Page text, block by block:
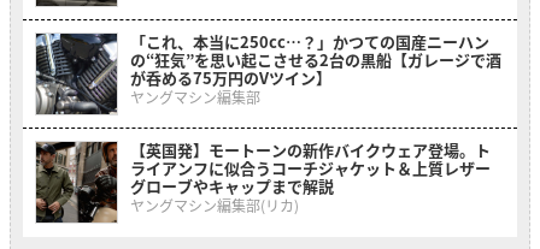
「これ、本当に250cc…？」かつての国産ニーハン
の“狂気”を思い起こさせる2台の黒船【ガレージで酒
が呑める75万円のVツイン】
ヤングマシン編集部
【英国発】モートーンの新作バイクウェア登場。ト
ライアンフに似合うコーチジャケット＆上質レザー
グローブやキャップまで解説
ヤングマシン編集部(リカ)